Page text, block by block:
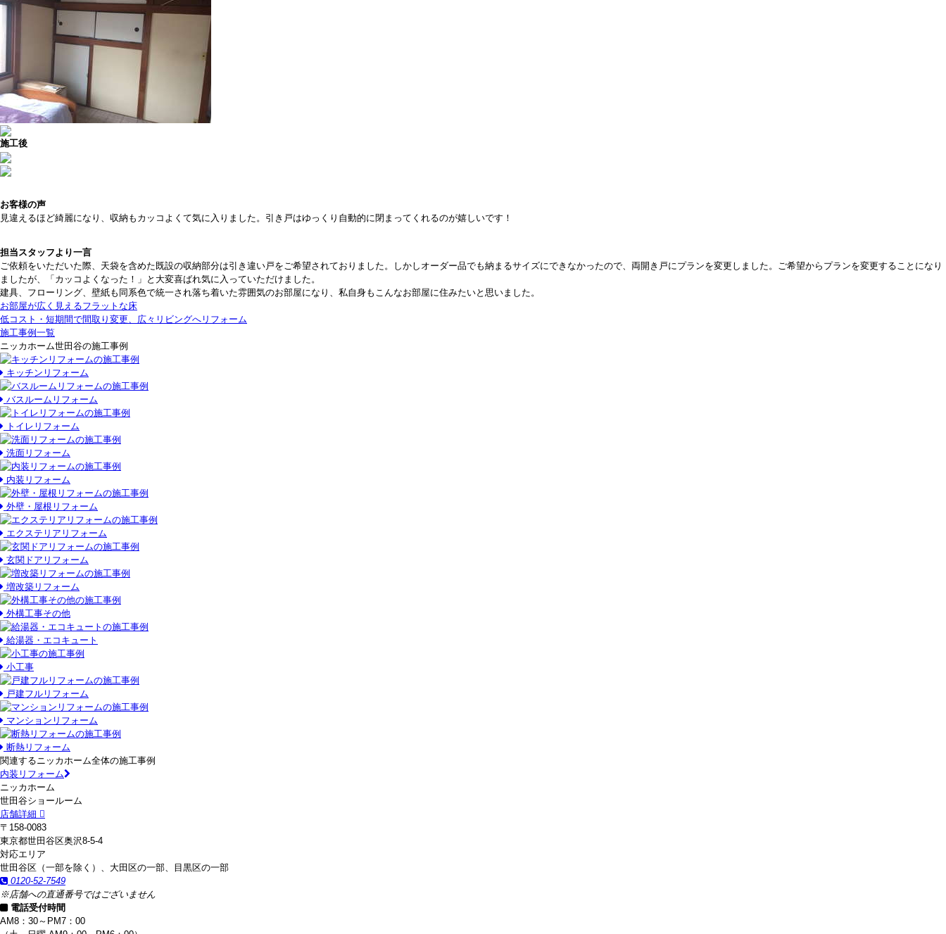
施工後
お客様の声
見違えるほど綺麗になり、収納もカッコよくて気に入りました。引き戸はゆっくり自動的に閉まってくれるのが嬉しいです！
担当スタッフより一言
ご依頼をいただいた際、天袋を含めた既設の収納部分は引き違い戸をご希望されておりました。しかしオーダー品でも納まるサイズにできなかったので、両開き戸にプランを変更しました。ご希望からプランを変更することになり
ましたが、「カッコよくなった！」と大変喜ばれ気に入っていただけました。
建具、フローリング、壁紙も同系色で統一され落ち着いた雰囲気のお部屋になり、私自身もこんなお部屋に住みたいと思いました。
お部屋が広く見えるフラットな床
低コスト・短期間で間取り変更、広々リビングへリフォーム
施工事例一覧
ニッカホーム世田谷の施工事例
キッチンリフォーム
バスルームリフォーム
トイレリフォーム
洗面リフォーム
内装リフォーム
外壁・屋根リフォーム
エクステリアリフォーム
玄関ドアリフォーム
増改築リフォーム
外構工事その他
給湯器・エコキュート
小工事
戸建フルリフォーム
マンションリフォーム
断熱リフォーム
関連するニッカホーム全体の施工事例
内装リフォーム
ニッカホーム
世田谷ショールーム
店舗詳細
〒158-0083
東京都世田谷区奥沢8-5-4
対応エリア
世田谷区（一部を除く）、大田区の一部、目黒区の一部
0120-52-7549
※店舗への直通番号ではございません
電話受付時間
AM8：30～PM7：00